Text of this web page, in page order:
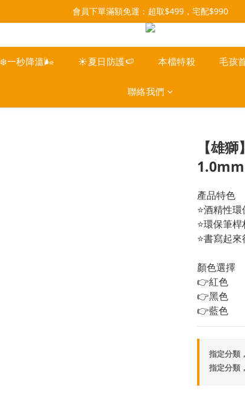
每月9號會員日，消費點數3倍送！把握機會，趕緊下單
會員下單滿額免運：超取$499，宅配$990
07/28-08/31 爸氣一擊・限時開搶
每月9號會員日，消費點數3倍送！把握機會，趕緊下
❄️一秒降溫🌬️ ☀️夏日防護🍉 本檔特殺 毛孩
聯絡我們
【雄
產品特色
⭐酒精性
⭐環保筆
⭐書寫起
顏色選擇
👉紅色
👉黑色
👉藍色
指定分類
指定分類